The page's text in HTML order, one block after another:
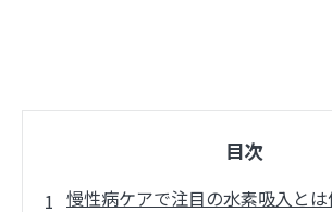
目次
慢性病ケアで注目の水素吸入と